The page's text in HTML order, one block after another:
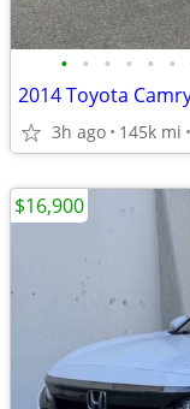
• • • • • •
2014 Toyota
3h ago 145k mi
$16,900